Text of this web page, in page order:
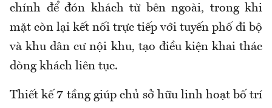
chính để đón khách từ bên ngoài, trong khi
mặt còn lại kết nối trực tiếp với tuyến phố đi bộ
và khu dân cư nội khu, tạo điều kiện khai thác
dòng khách liên tục.
Thiết kế 7 tầng giúp chủ sở hữu linh hoạt bố trí